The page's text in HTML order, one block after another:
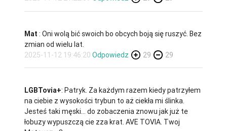
Mat: Oni wolą bić swoich bo obcych boją się ruszyć. Bez
zmian od wielu lat.
2025-11-12 19:46:20 Odpowiedz 29 29
LGBTovia+: Patryk. Za każdym razem kiedy patrzyłem
na ciebie z wysokości trybun to aż ciekła mi ślinka.
Jesteś taki męski… do zobaczenia znowu jak już te
łobuzy wypuszczą cie zza krat. AVE TOVIA. Twoj